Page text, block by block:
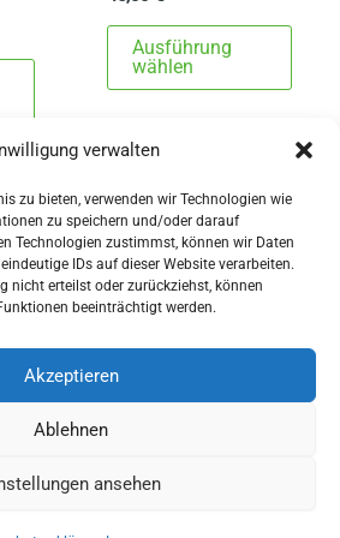
verwalten
zu bieten, verwenden wir Technologien wie
zu speichern und/oder darauf
Technologien zustimmst, können wir Daten
IDs auf dieser Website verarbeiten.
nicht erteilst oder zurückziehst, können
beeinträchtigt werden.
Akzeptieren
Ablehnen
ansehen
Ausführung
wählen
auf.
Die
AGBs
2026 - Sattlerei Meinecke